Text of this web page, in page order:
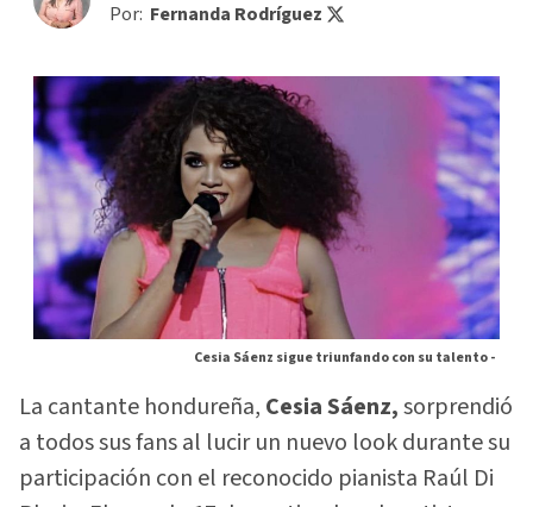
Por: Fernanda Rodríguez
Cesia Sáenz sigue triunfando con su talento -
La cantante hondureña, Cesia Sáenz,sorprendió
a todos sus fans al lucir un nuevo look durante su
participación con el reconocido pianista Raúl Di